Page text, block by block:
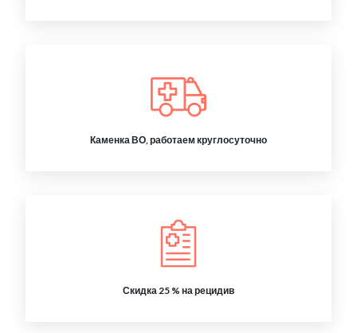
Каменка ВО, работаем круглосуточно
Скидка 25 % на рецидив